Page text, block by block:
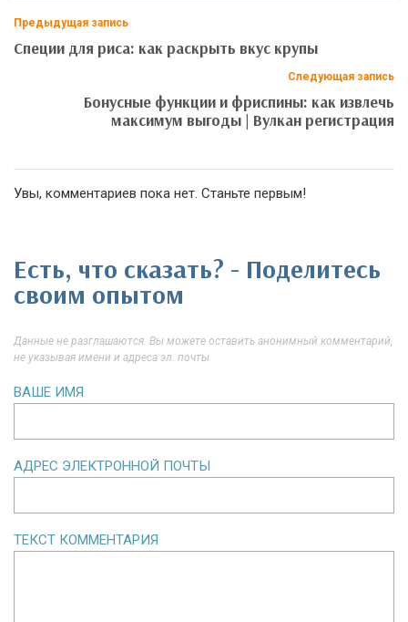
Предыдущая запись
Специи для риса: как раскрыть вкус крупы
Следующая запись
Бонусные функции и фриспины: как извлечь
максимум выгоды | Вулкан регистрация
Увы, комментариев пока нет. Станьте первым!
Есть, что сказать? - Поделитесь
своим опытом
Данные не разглашаются. Вы можете оставить анонимный комментарий,
не указывая имени и адреса эл. почты
ВАШЕ ИМЯ
АДРЕС ЭЛЕКТРОННОЙ ПОЧТЫ
ТЕКСТ КОММЕНТАРИЯ